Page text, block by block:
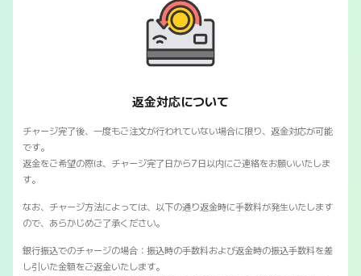
SNSマートの返金対応について
返金対応について
チャージ完了後、一度もご注文が行われていない場合に限り、返金対応が可能
です。
返金をご希望の際は、チャージ完了日から7日以内にご連絡をお願いいたしま
す。
なお、チャージ方法によっては、以下の通り返金時に手数料が発生いたします
ので、あらかじめご了承ください。
銀行振込でのチャージの場合：振込時の手数料および返金時の振込手数料を差
し引いた金額をご返金いたします。